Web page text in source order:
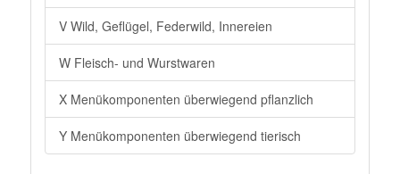
V Wild, Geflügel, Federwild, Innereien
W Fleisch- und Wurstwaren
X Menükomponenten überwiegend pflanzlich
Y Menükomponenten überwiegend tierisch